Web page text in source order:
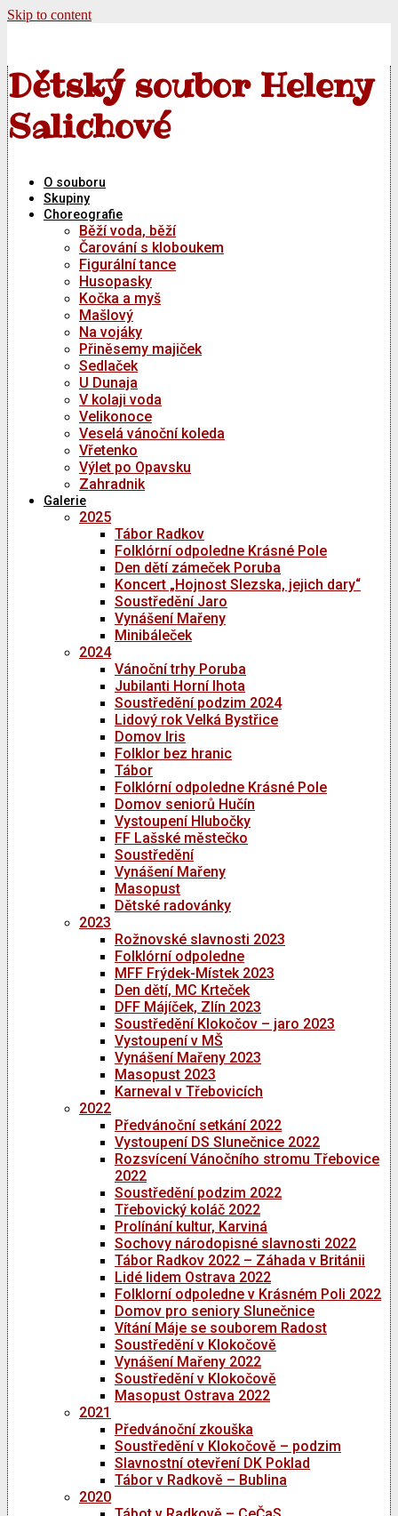
Skip to content
Dětský soubor Heleny
Salichové
O souboru
Skupiny
Choreografie
Běží voda, běží
Čarování s kloboukem
Figurální tance
Husopasky
Kočka a myš
Mašlový
Na vojáky
Přiněsemy majiček
Sedlaček
U Dunaja
V kolaji voda
Velikonoce
Veselá vánoční koleda
Vřetenko
Výlet po Opavsku
Zahradnik
Galerie
2025
Tábor Radkov
Folklórní odpoledne Krásné Pole
Den dětí zámeček Poruba
Koncert „Hojnost Slezska, jejich dary“
Soustředění Jaro
Vynášení Mařeny
Minibáleček
2024
Vánoční trhy Poruba
Jubilanti Horní lhota
Soustředění podzim 2024
Lidový rok Velká Bystřice
Domov Iris
Folklor bez hranic
Tábor
Folklórní odpoledne Krásné Pole
Domov seniorů Hučín
Vystoupení Hlubočky
FF Lašské městečko
Soustředění
Vynášení Mařeny
Masopust
Dětské radovánky
2023
Rožnovské slavnosti 2023
Folklórní odpoledne
MFF Frýdek-Místek 2023
Den dětí, MC Krteček
DFF Májíček, Zlín 2023
Soustředění Klokočov – jaro 2023
Vystoupení v MŠ
Vynášení Mařeny 2023
Masopust 2023
Karneval v Třebovicích
2022
Předvánoční setkání 2022
Vystoupení DS Slunečnice 2022
Rozsvícení Vánočního stromu Třebovice
2022
Soustředění podzim 2022
Třebovický koláč 2022
Prolínání kultur, Karviná
Sochovy národopisné slavnosti 2022
Tábor Radkov 2022 – Záhada v Británii
Lidé lidem Ostrava 2022
Folklorní odpoledne v Krásném Poli 2022
Domov pro seniory Slunečnice
Vítání Máje se souborem Radost
Soustředění v Klokočově
Vynášení Mařeny 2022
Soustředění v Klokočově
Masopust Ostrava 2022
2021
Předvánoční zkouška
Soustředění v Klokočově – podzim
Slavnostní otevření DK Poklad
Tábor v Radkově – Bublina
2020